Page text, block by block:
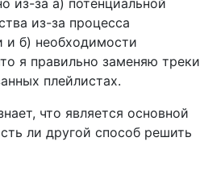
из-за а) потенциальной
из-за процесса
и б) необходимости
я правильно заменяю треки
плейлистах.
что является основной
ли другой способ решить